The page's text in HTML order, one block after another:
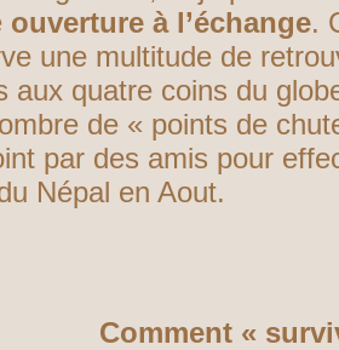
ouverture à l’échange.
une multitude de
aux quatre coins du
de « points de
par des amis pour
Népal en Aout.
Comment «